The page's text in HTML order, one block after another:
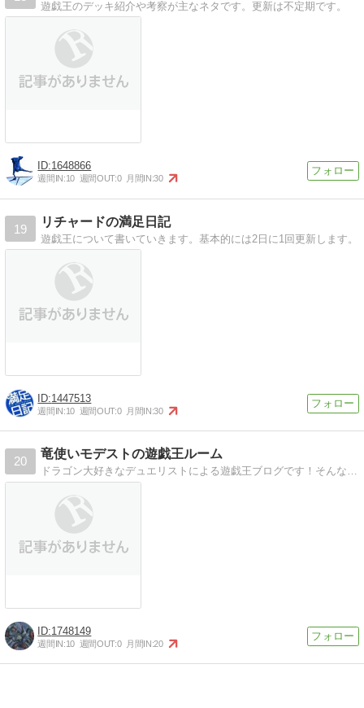
遊戯王のデッキ紹介や考察が主なネタです。更新は不定期です。
1648866
週間IN:10 週間OUT:0 月間IN:30
19
リチャードの満足日記
遊戯王について書いていきます。基本的には2日に1回更新します。
1447513
週間IN:10 週間OUT:0 月間IN:30
20
竜使いモデストの遊戯王ルーム
ドラゴン大好きなデュエリストによる遊戯王ブログです！そんなポンコツデュエリストがデッキ紹介、開封などいろいろやります！
1748149
週間IN:10 週間OUT:0 月間IN:20